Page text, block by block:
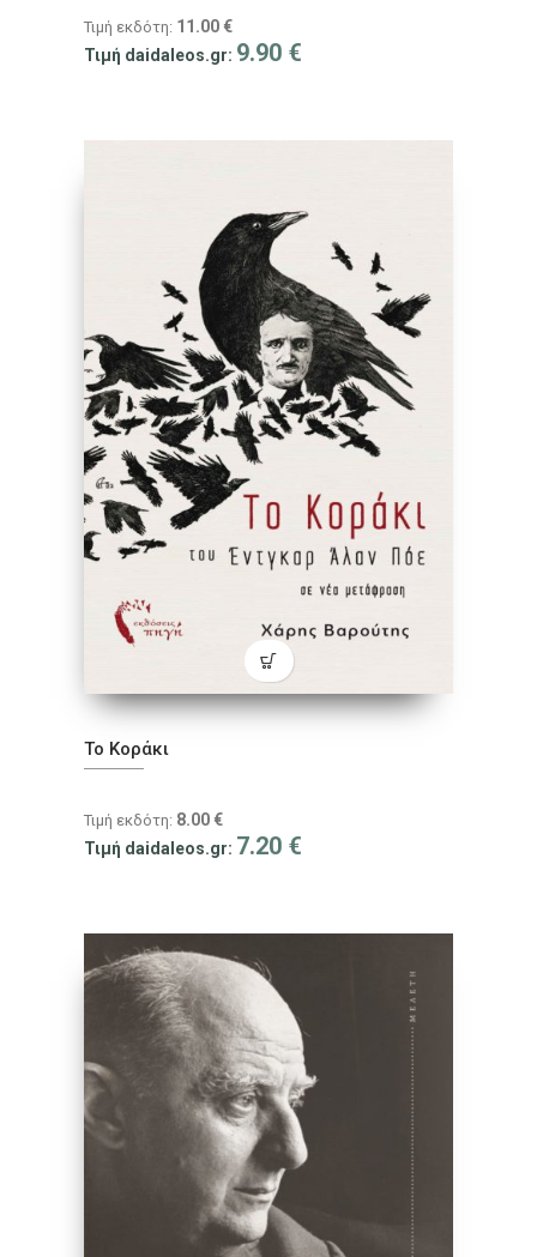
Τιμή εκδότη: 11.00 €
Τιμή daidaleos.gr: 9.90 €
Το Κοράκι
Τιμή εκδότη: 8.00 €
Τιμή daidaleos.gr: 7.20 €